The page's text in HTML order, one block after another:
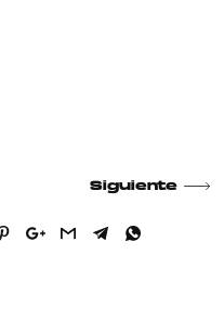
Siguiente